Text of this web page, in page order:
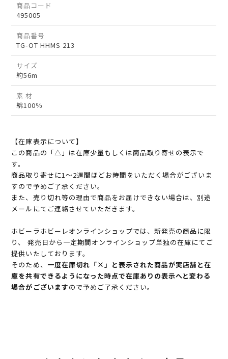
商品コード
495005
商品番号
TG-OT HHMS 213
サイズ
約56m
素 材
綿100％
【在庫表示について】
この商品の「△」は在庫少量もしくは商品取り寄せの表示で
す。
商品取り寄せに1～2週間ほどお時間をいただく場合がございま
すので予めご了承ください。
また、売り切れ等の理由で商品をお届けできない場合は、別途
メールにてご連絡させていただきます。
ホビーラホビーレオンラインショップでは、新発売の商品に限
り、 発売日から一定期間オンラインショップ単独の在庫にてご
提供いたしております。
そのため、 一度在庫切れ「×」と表示された商品が実店舗と在
庫を共有できるようになった時点で在庫ありの表示へと変わる
場合がございますので予めご了承ください。